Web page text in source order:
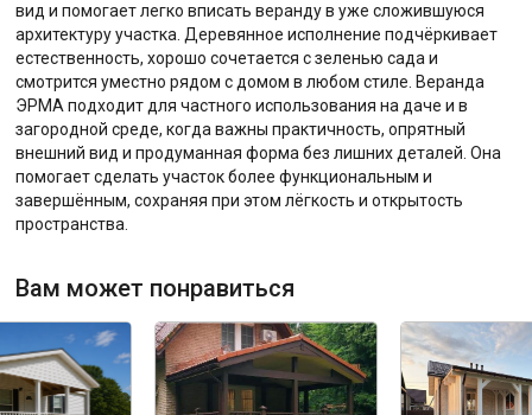
вид и помогает легко вписать веранду в уже сложившуюся
архитектуру участка. Деревянное исполнение подчёркивает
естественность, хорошо сочетается с зеленью сада и
смотрится уместно рядом с домом в любом стиле. Веранда
ЭРМА подходит для частного использования на даче и в
загородной среде, когда важны практичность, опрятный
внешний вид и продуманная форма без лишних деталей. Она
помогает сделать участок более функциональным и
завершённым, сохраняя при этом лёгкость и открытость
пространства.
Вам может понравиться